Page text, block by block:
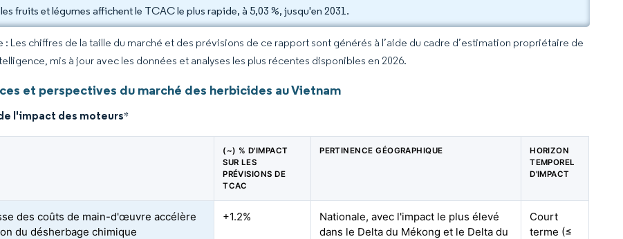
fruits et légumes affichent le TCAC le plus rapide, à 5,03 %, jusqu'en 2031.
: Les chiffres de la taille du marché et des prévisions de ce rapport sont générés à l’aide du cadre d’estimation propriétaire de
mis à jour avec les données et analyses les plus récentes disponibles en 2026.
et perspectives du marché des herbicides au Vietnam
l'impact des moteurs*
(~) % D'IMPACT
SUR LES
PRÉVISIONS DE
TCAC
PERTINENCE GÉOGRAPHIQUE
HORIZON
TEMPOREL
D'IMPACT
des coûts de main-d'œuvre accélère
du désherbage chimique
+1.2%
Nationale, avec l'impact le plus élevé
dans le Delta du Mékong et le Delta du
Court
terme (≤